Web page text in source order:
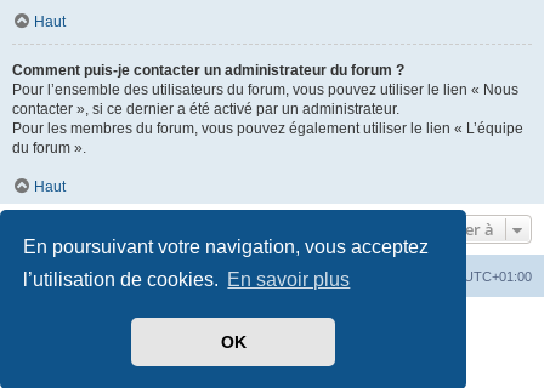
En poursuivant votre navigation, vous acceptez
l’utilisation de cookies. En savoir plus
OK
Haut
Comment puis-je contacter un administrateur du forum ?
Pour l’ensemble des utilisateurs du forum, vous pouvez utiliser le lien « Nous
contacter », si ce dernier a été activé par un administrateur.
Pour les membres du forum, vous pouvez également utiliser le lien « L’équipe
du forum ».
Haut
Aller à
Index du forum UTC+01:00
Développé parphpBB® Forum Software © phpBB Limited
Traduit par
Side-car club Français